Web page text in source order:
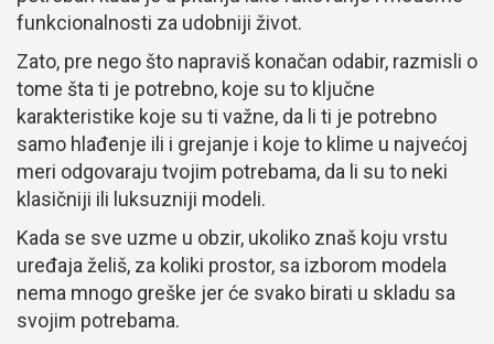
funkcionalnosti za udobniji život.
Zato, pre nego što napraviš konačan odabir, razmisli o
tome šta ti je potrebno, koje su to ključne
karakteristike koje su ti važne, da li ti je potrebno
samo hlađenje ili i grejanje i koje to klime u najvećoj
meri odgovaraju tvojim potrebama, da li su to neki
klasičniji ili luksuzniji modeli.
Kada se sve uzme u obzir, ukoliko znaš koju vrstu
uređaja želiš, za koliki prostor, sa izborom modela
nema mnogo greške jer će svako birati u skladu sa
svojim potrebama.